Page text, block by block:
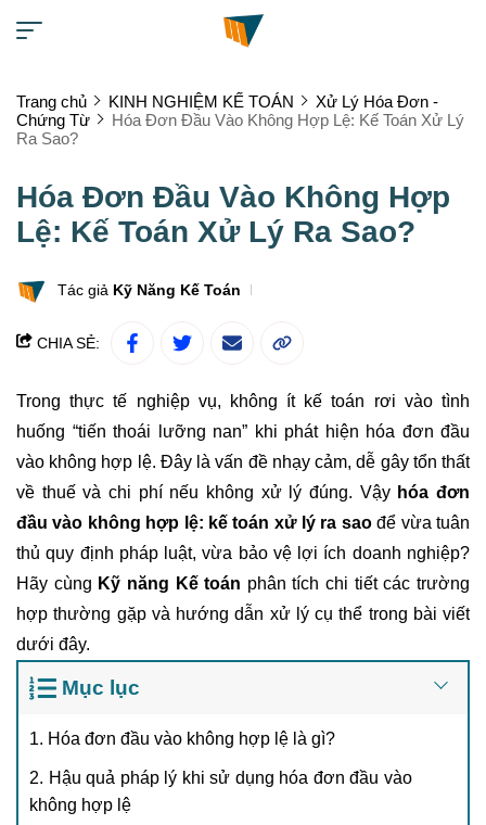
Trang chủ KINH NGHIỆM KẾ TOÁN
Xử Lý Hóa Đơn -
Chứng Từ
Hóa Đơn Đầu Vào Không Hợp Lệ: Kế Toán Xử Lý
Ra Sao?
Hóa Đơn Đầu Vào Không Hợp
Lệ: Kế Toán Xử Lý Ra Sao?
Tác giả Kỹ Năng Kế Toán
CHIA SẺ:
Trong thực tế nghiệp vụ, không ít kế toán rơi vào tình
huống “tiến thoái lưỡng nan” khi phát hiện hóa đơn đầu
vào không hợp lệ. Đây là vấn đề nhạy cảm, dễ gây tổn thất
về thuế và chi phí nếu không xử lý đúng. Vậy hóa đơn
đầu vào không hợp lệ: kế toán xử lý ra saođể vừa tuân
thủ quy định pháp luật, vừa bảo vệ lợi ích doanh nghiệp?
Hãy cùng Kỹ năng Kế toán phân tích chi tiết các trường
hợp thường gặp và hướng dẫn xử lý cụ thể trong bài viết
dưới đây.
Mục lục
1. Hóa đơn đầu vào không hợp lệ là gì?
2. Hậu quả pháp lý khi sử dụng hóa đơn đầu vào
không hợp lệ